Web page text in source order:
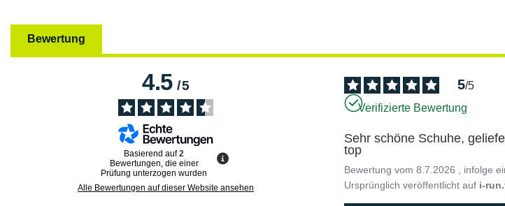
Bewertung
4.5/5
Basierend auf2
Bewertungen, die einer
Prüfung unterzogen wurden
Alle Bewertungen auf dieser Website ansehen
5/5
Verifizierte Bewertung
Sehr schöne Schuhe,
top
Bewertung vom8.7.2026 , infolge
Ursprünglich veröffentlicht auf i-